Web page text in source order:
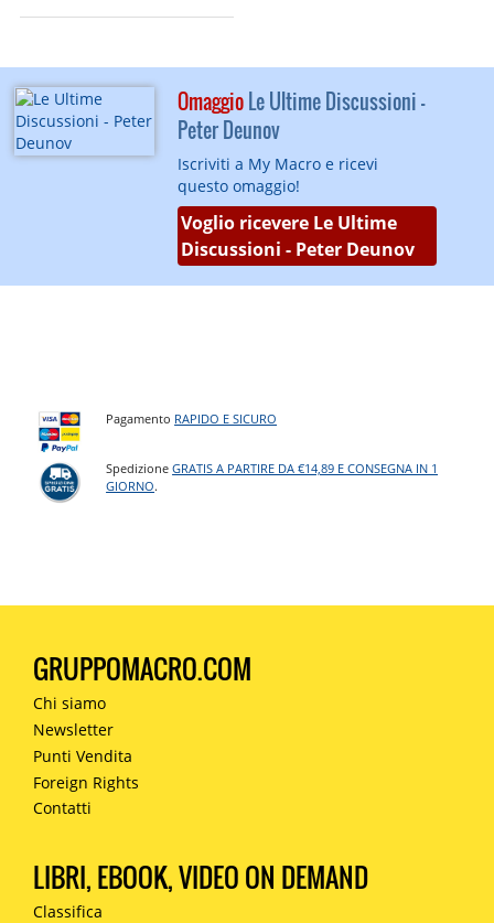
OmaggioLe Ultime Discussioni -
Peter Deunov
Iscriviti a My Macro e ricevi
questo omaggio!
Voglio ricevere Le Ultime
Discussioni - Peter Deunov
Pagamento RAPIDO E SICURO
SpedizioneGRATIS A PARTIRE DA €14,89 E CONSEGNA IN 1
GIORNO.
GRUPPOMACRO.COM
Chi siamo
Newsletter
Punti Vendita
Foreign Rights
Contatti
LIBRI, EBOOK, VIDEO ON DEMAND
Classifica